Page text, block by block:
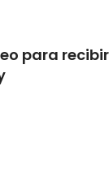
para recibir